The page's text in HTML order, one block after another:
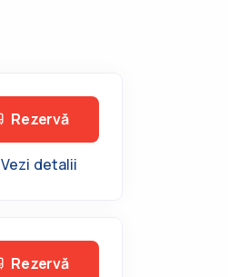
Rezervă
Vezi detalii
Rezervă